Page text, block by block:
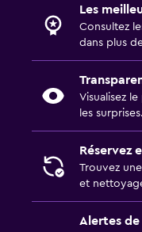
Les
Consultez
dans plus
Visualisez
les surprises.
Réservez
Trouvez
et
Alertes